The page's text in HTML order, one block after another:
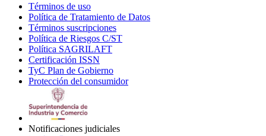
Términos de uso
in
new
window
Política de Tratamiento de Datos
Términos suscripciones
in
Política de Riesgos C/ST
Política SAGRILAFT
new
window
Certificación ISSN
in
new
TyC Plan de Gobierno
in
Protección del consumidorOpens
Notificaciones judiciales